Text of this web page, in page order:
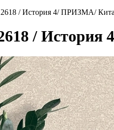
/ История 4/ ПРИЗМА/
/